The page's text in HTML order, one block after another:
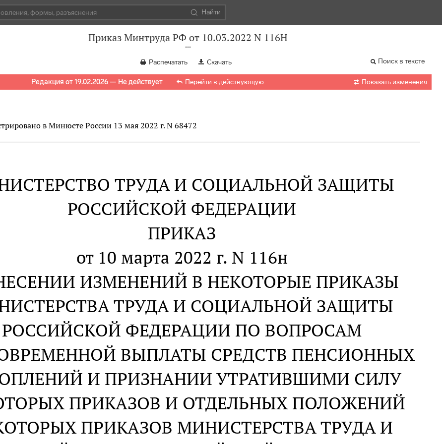
Найти
Приказ Минтруда РФ от 10.03.2022 N 116Н
Распечатать Скачать Поиск в тексте
Редакция от 19.02.2026 — Не действует Перейти в действующую  Показать изменения
в Минюсте России 13 мая 2022 г. N 68472
ТРУДА И СОЦИАЛЬНОЙ ЗАЩИТЫ
РОССИЙСКОЙ ФЕДЕРАЦИИ
ПРИКАЗ
от 10 марта 2022 г. N 116н
ИЗМЕНЕНИЙ В НЕКОТОРЫЕ ПРИКАЗЫ
ТРУДА И СОЦИАЛЬНОЙ ЗАЩИТЫ
РОССИЙСКОЙ ФЕДЕРАЦИИ ПО ВОПРОСАМ
ВЫПЛАТЫ СРЕДСТВ ПЕНСИОННЫХ
И ПРИЗНАНИИ УТРАТИВШИМИ СИЛУ
ПРИКАЗОВ И ОТДЕЛЬНЫХ ПОЛОЖЕНИЙ
ПРИКАЗОВ МИНИСТЕРСТВА ТРУДА И